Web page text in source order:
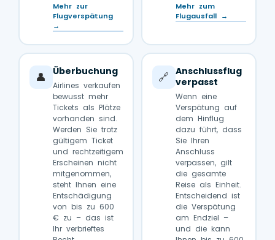
Mehr zur
Flugverspätung
→
Mehr zum
Flugausfall →
👤 Überbuchung
Airlines verkaufen
bewusst mehr
Tickets als Plätze
vorhanden sind.
Werden Sie trotz
gültigem Ticket
und rechtzeitigem
Erscheinen nicht
mitgenommen,
steht Ihnen eine
Entschädigung
von bis zu 600
€ zu – das ist
Ihr verbrieftes
🔗 Anschlussflug
verpasst
Wenn eine
Verspätung auf
dem Hinflug
dazu führt, dass
Sie Ihren
Anschluss
verpassen, gilt
die gesamte
Reise als Einheit.
Entscheidend ist
die Verspätung
am Endziel –
und die kann